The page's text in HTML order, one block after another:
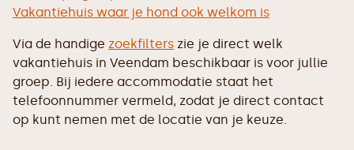
Vakantiehuis waar je hond ook welkom is
Via de handige zoekfilters zie je direct welk
vakantiehuis in Veendam beschikbaar is voor jullie
groep. Bij iedere accommodatie staat het
telefoonnummer vermeld, zodat je direct contact
op kunt nemen met de locatie van je keuze.